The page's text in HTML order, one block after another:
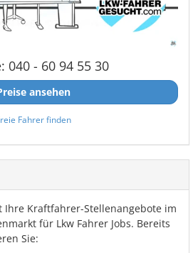
040 - 60 94 55 30
ansehen
Fahrer finden
Ihre Kraftfahrer-Stellenangebote im
für Lkw Fahrer Jobs. Bereits
Sie: